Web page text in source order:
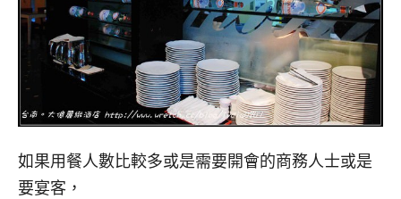
如果用餐人數比較多或是需要開會的商務人士或是
要宴客，